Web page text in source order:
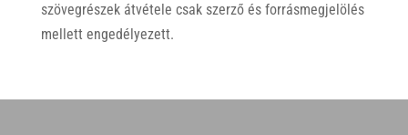
szövegrészek átvétele csak szerző és forrásmegjelölés
mellett engedélyezett.